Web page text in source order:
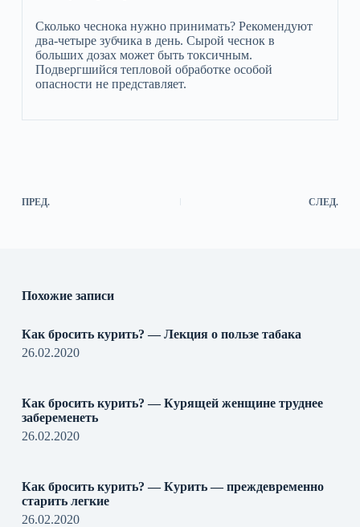
Сколько чеснока нужно принимать? Рекомендуют
два-четыре зубчика в день. Сырой чеснок в
больших дозах может быть токсичным.
Подвергшийся тепловой обработке особой
опасности не представляет.
ПРЕД. СЛЕД.
Похожие записи
Как бросить курить? — Лекция о пользе табака
26.02.2020
Как бросить курить? — Курящей женщине труднее
забеременеть
26.02.2020
Как бросить курить? — Курить — преждевременно
старить легкие
26.02.2020